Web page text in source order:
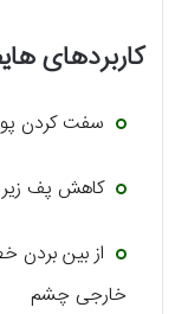
کاربردهای
سفت کردن
کاهش پف
از بین
خارجی چشم